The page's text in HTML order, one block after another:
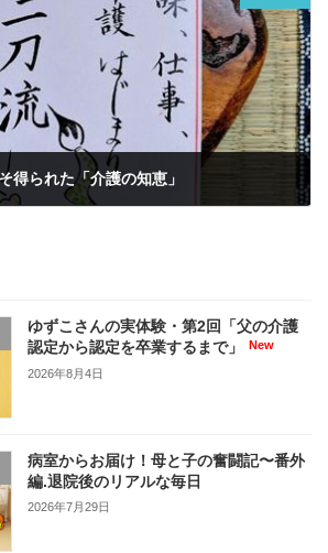
得られた「介護の知恵」
ゆずこさんの実体験・第2回「父の介護
認定から認定を卒業するまで」
2026年8月4日
病室からお届け！母と子の奮闘記〜番外
編.退院後のリアルな毎日
2026年7月29日